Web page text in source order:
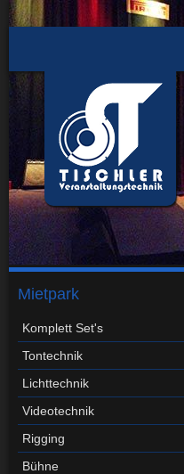
Mietpark
Komplett Set's
Tontechnik
Lichttechnik
Videotechnik
Rigging
Bühne